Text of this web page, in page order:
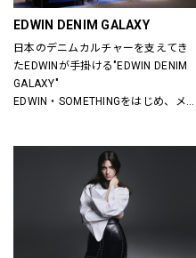
EDWIN DENIM GALAXY
日本のデニムカルチャーを支えてき
たEDWINが手掛ける"EDWIN DENIM
GALAXY"
EDWIN・SOMETHINGをはじめ、メ
レンドアイテムまで豊富なランナッ
プを取り揃えます。